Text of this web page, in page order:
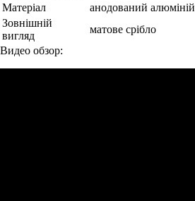
Матеріал
анодований алюміній
Зовнішній
вигляд
матове срібло
Видео обзор: